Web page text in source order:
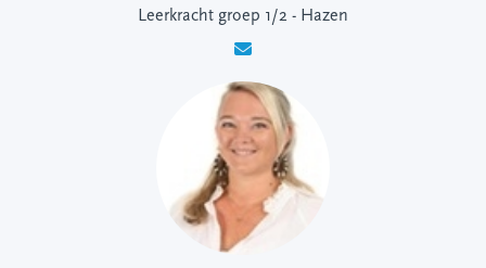
Leerkracht groep 1/2 - Hazen